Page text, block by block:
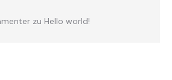
zu Hello world!